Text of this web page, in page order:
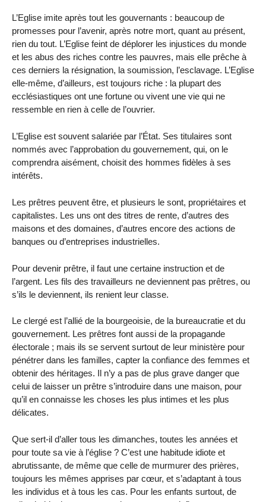
L’Eglise imite après tout les gouvernants : beaucoup de
promesses pour l’avenir, après notre mort, quant au présent,
rien du tout. L’Eglise feint de déplorer les injustices du monde
et les abus des riches contre les pauvres, mais elle prêche à
ces derniers la résignation, la soumission, l’esclavage. L’Eglise
elle-même, d’ailleurs, est toujours riche : la plupart des
ecclésiastiques ont une fortune ou vivent une vie qui ne
ressemble en rien à celle de l’ouvrier.
L’Eglise est souvent salariée par l’État. Ses titulaires sont
nommés avec l’approbation du gouvernement, qui, on le
comprendra aisément, choisit des hommes fidèles à ses
intérêts.
Les prêtres peuvent être, et plusieurs le sont, propriétaires et
capitalistes. Les uns ont des titres de rente, d’autres des
maisons et des domaines, d’autres encore des actions de
banques ou d’entreprises industrielles.
Pour devenir prêtre, il faut une certaine instruction et de
l’argent. Les fils des travailleurs ne deviennent pas prêtres, ou
s’ils le deviennent, ils renient leur classe.
Le clergé est l’allié de la bourgeoisie, de la bureaucratie et du
gouvernement. Les prêtres font aussi de la propagande
électorale ; mais ils se servent surtout de leur ministère pour
pénétrer dans les familles, capter la confiance des femmes et
obtenir des héritages. Il n’y a pas de plus grave danger que
celui de laisser un prêtre s’introduire dans une maison, pour
qu’il en connaisse les choses les plus intimes et les plus
délicates.
Que sert-il d’aller tous les dimanches, toutes les années et
pour toute sa vie à l’église ? C’est une habitude idiote et
abrutissante, de même que celle de murmurer des prières,
toujours les mêmes apprises par cœur, et s’adaptant à tous
les individus et à tous les cas. Pour les enfants surtout, de